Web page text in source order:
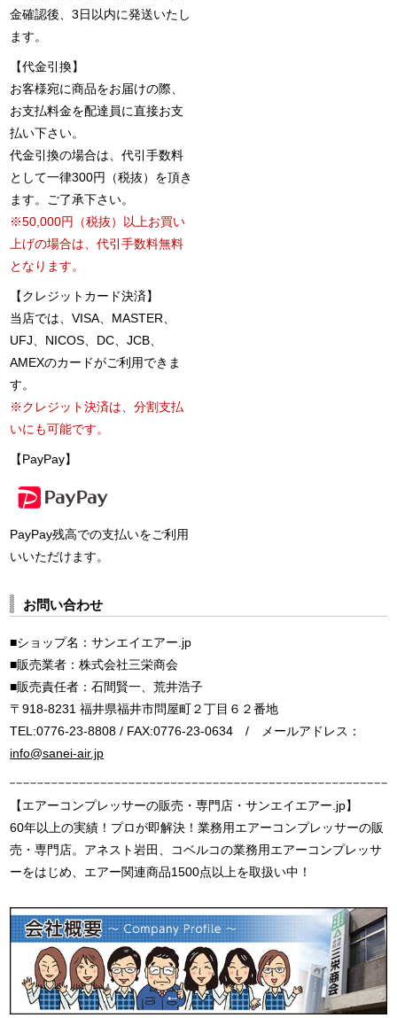
金確認後、3日以内に発送いたし
ます。
【代金引換】
お客様宛に商品をお届けの際、
お支払料金を配達員に直接お支
払い下さい。
代金引換の場合は、代引手数料
として一律300円（税抜）を頂き
ます。ご了承下さい。
※50,000円（税抜）以上お買い
上げの場合は、代引手数料無料
となります。
【クレジットカード決済】
当店では、VISA、MASTER、
UFJ、NICOS、DC、JCB、
AMEXのカードがご利用できま
す。
※クレジット決済は、分割支払
いにも可能です。
【PayPay】
PayPay残高での支払いをご利用
いいただけます。
お問い合わせ
■ショップ名：サンエイエアー.jp
■販売業者：株式会社三栄商会
■販売責任者：石間賢一、荒井浩子
〒918-8231 福井県福井市問屋町２丁目６２番地
TEL:0776-23-8808 / FAX:0776-23-0634 / メールアドレス：
info@sanei-air.jp
【エアーコンプレッサーの販売・専門店・サンエイエアー.jp】
60年以上の実績！プロが即解決！業務用エアーコンプレッサーの販
売・専門店。アネスト岩田、コベルコの業務用エアーコンプレッサ
ーをはじめ、エアー関連商品1500点以上を取扱い中！